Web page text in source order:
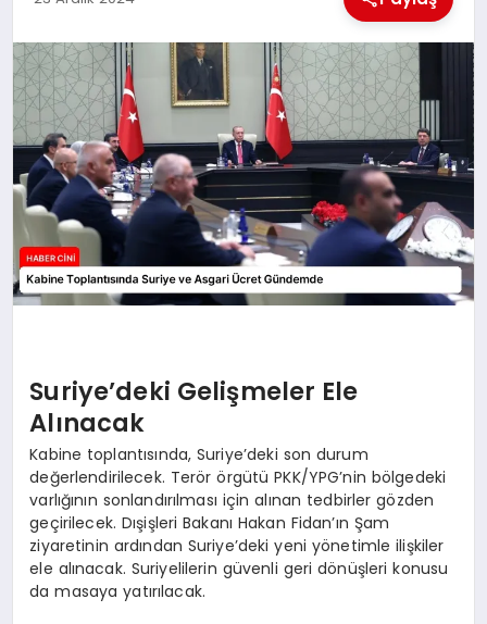
GENEL
EKONOMI
YEREL HABERLER
GÜNDEM
Suriye’deki Gelişmeler Ele
Alınacak
Kabine toplantısında, Suriye’deki son durum
değerlendirilecek. Terör örgütü PKK/YPG’nin bölgedeki
varlığının sonlandırılması için alınan tedbirler gözden
geçirilecek. Dışişleri Bakanı Hakan Fidan’ın Şam
ziyaretinin ardından Suriye’deki yeni yönetimle ilişkiler
ele alınacak. Suriyelilerin güvenli geri dönüşleri konusu
da masaya yatırılacak.